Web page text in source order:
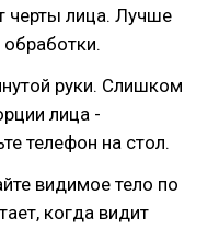
черты лица. Лучше
руки. Слишком
лица -
телефон на стол.
видимое тело по
когда видит